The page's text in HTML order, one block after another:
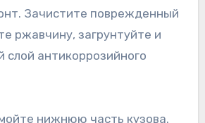
Зачистите поврежденный
ржавчину, загрунтуйте и
слой антикоррозийного
нижнюю часть кузова.